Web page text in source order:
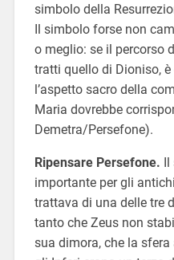
simbolo della
Il simbolo forse non
o meglio: se il percorso
tratti quello di Dioniso,
l’aspetto sacro della
Maria dovrebbe
Demetra/Persefone).
Ripensare Persefone. Il
importante per gli
trattava di una delle tre
tanto che Zeus non
sua dimora, che la